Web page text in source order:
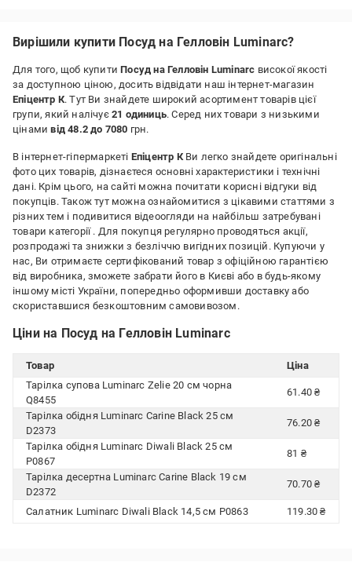
Вони що вічні чи що?
Вирішили купити Посуд на Гелловін Luminarc?
Для того, щоб купитиПосуд на Гелловін Luminarc високої якості
за доступною ціною, досить відвідати наш інтернет-магазин
Епіцентр К. Тут Ви знайдете широкий асортимент товарів цієї
групи, який налічує 21 одиниць. Серед них товари з низькими
цінамивід 48.2 до 7080 грн.
В інтернет-гіпермаркеті Епіцентр КВи легко знайдете оригінальні
фото цих товарів, дізнаєтеся основні характеристики і технічні
дані. Крім цього, на сайті можна почитати корисні відгуки від
покупців. Також тут можна ознайомитися з цікавими статтями з
різних тем і подивитися відеоогляди на найбільш затребувані
товари категорії . Для покупця регулярно проводяться акції,
розпродажі та знижки з безліччю вигідних позицій. Купуючи у
нас, Ви отримаєте сертифікований товар з офіційною гарантією
від виробника, зможете забрати його в Києві або в будь-якому
іншому місті України, попередньо оформивши доставку або
скориставшися безкоштовним самовивозом.
Ціни на Посуд на Гелловін Luminarc
Товар
Ціна
Тарілка супова Luminarc Zelie 20 см чорна
Q8455
61.40 ₴
Тарілка обідня Luminarc Carine Black 25 см
D2373
76.20 ₴
Тарілка обідня Luminarc Diwali Black 25 см
P0867
81 ₴
Тарілка десертна Luminarc Carine Black 19 см
D2372
70.70 ₴
Салатник Luminarc Diwali Black 14,5 см P0863 119.30 ₴